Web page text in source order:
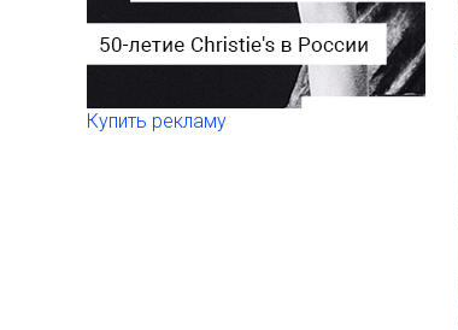
Купить рекламу